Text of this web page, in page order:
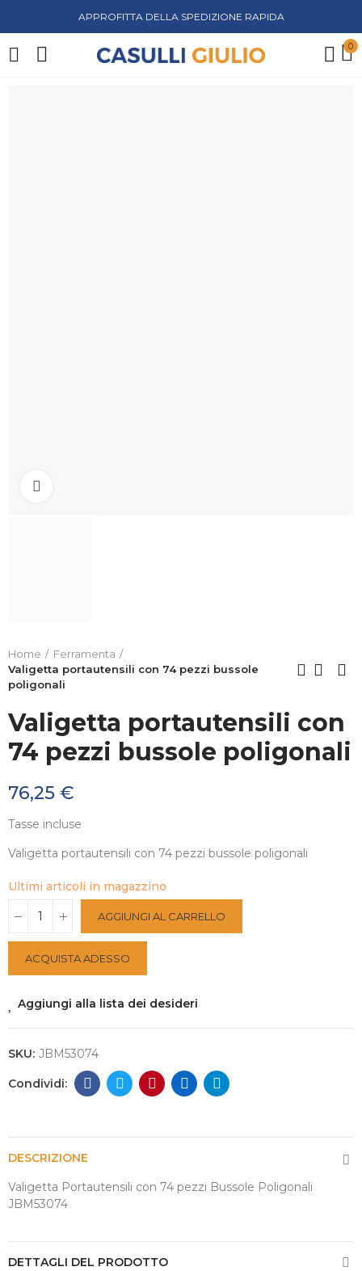
APPROFITTA DELLA SPEDIZIONE RAPIDA
0
Home
Ferramenta
Valigetta portautensili con 74 pezzi bussole
poligonali
Valigetta portautensili con
74 pezzi bussole poligonali
76,25 €
Tasse incluse
Valigetta portautensili con 74 pezzi bussole poligonali
Ultimi articoli in magazzino
AGGIUNGI AL CARRELLO
ACQUISTA ADESSO
Aggiungi alla lista dei desideri
SKU: JBM53074
DESCRIZIONE
Valigetta Portautensili con 74 pezzi Bussole Poligonali
JBM53074
DETTAGLI DEL PRODOTTO